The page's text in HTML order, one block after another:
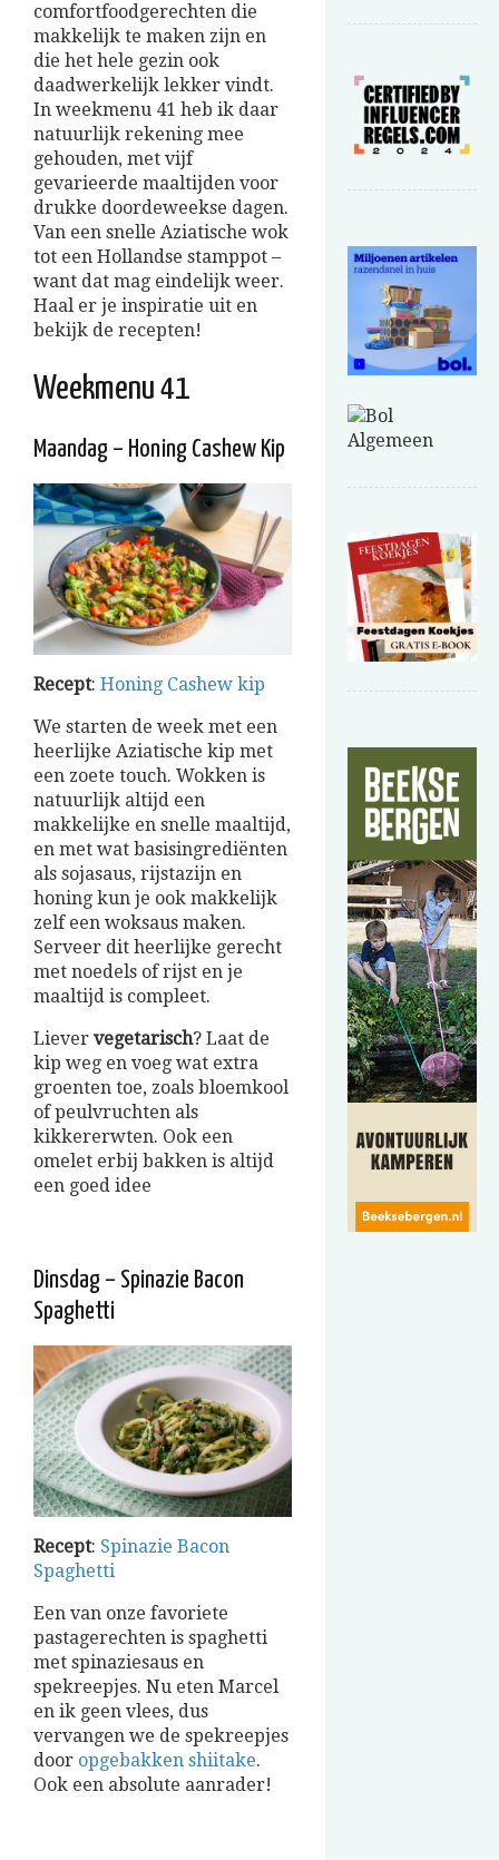
comfortfoodgerechten die
makkelijk te maken zijn en
die het hele gezin ook
daadwerkelijk lekker vindt.
In weekmenu 41 heb ik daar
natuurlijk rekening mee
gehouden, met vijf
gevarieerde maaltijden voor
drukke doordeweekse dagen.
Van een snelle Aziatische wok
tot een Hollandse stamppot –
want dat mag eindelijk weer.
Haal er je inspiratie uit en
bekijk de recepten!
Weekmenu 41
Maandag – Honing Cashew Kip
Recept: Honing Cashew kip
We starten de week met een
heerlijke Aziatische kip met
een zoete touch. Wokken is
natuurlijk altijd een
makkelijke en snelle maaltijd,
en met wat basisingrediënten
als sojasaus, rijstazijn en
honing kun je ook makkelijk
zelf een woksaus maken.
Serveer dit heerlijke gerecht
met noedels of rijst en je
maaltijd is compleet.
Liever vegetarisch? Laat de
kip weg en voeg wat extra
groenten toe, zoals bloemkool
of peulvruchten als
kikkererwten. Ook een
omelet erbij bakken is altijd
een goed idee
Dinsdag – Spinazie Bacon
Spaghetti
Recept: Spinazie Bacon
Spaghetti
Een van onze favoriete
pastagerechten is spaghetti
met spinaziesaus en
spekreepjes. Nu eten Marcel
en ik geen vlees, dus
vervangen we de spekreepjes
door opgebakken shiitake.
Ook een absolute aanrader!